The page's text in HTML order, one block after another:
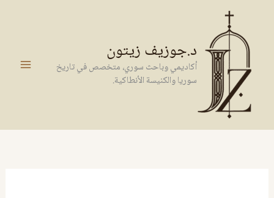
المحتوى
د.جوزيف زيتون
أكاديمي وباحث سوري، متخصص في تاريخ
سوريا والكنيسة الأنطاكية.